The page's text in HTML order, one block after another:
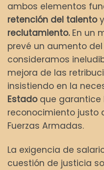
ambos elementos
retención del talento
reclutamiento. En un
prevé un aumento
consideramos
mejora de las
insistiendo en la
Estadoque garantice
reconocimiento justo
Fuerzas Armadas.
La exigencia de
cuestión de justicia